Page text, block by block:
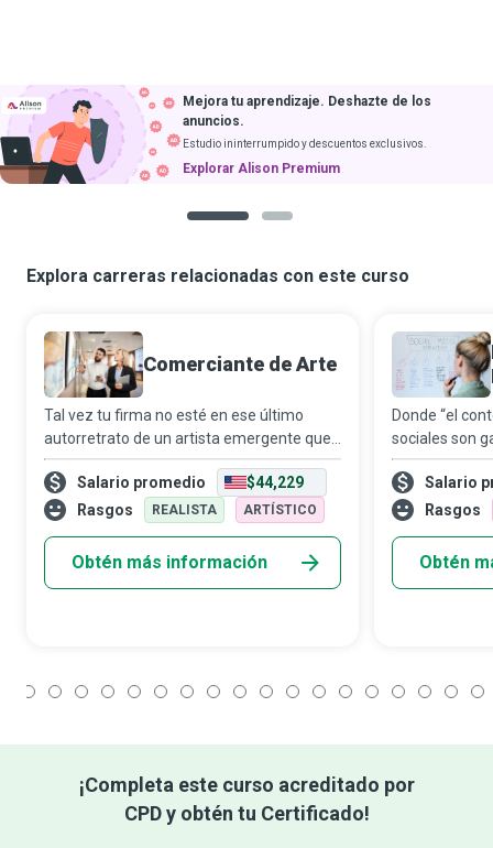
Mejora tu aprendizaje. Deshazte de los
anuncios.
Estudio ininterrumpido y descuentos exclusivos.
Explorar Alison Premium
Explora carreras relacionadas con este curso
Comerciante de Arte
Tal vez tu firma no esté en ese último
autorretrato de un artista emergente que
compraste y colgaste en la pared de tu
galería. Sin embargo, vas a tener un papel
clave para que esa obra termine en la
Salario promedio
$44,229
Rasgos
REALISTA ARTÍSTICO
Obtén más información
Donde “el
sociales son
entregar
preciso en
Salario
Rasgos
Obtén
¡Completa este curso acreditado por
CPD y obtén tu Certificado!